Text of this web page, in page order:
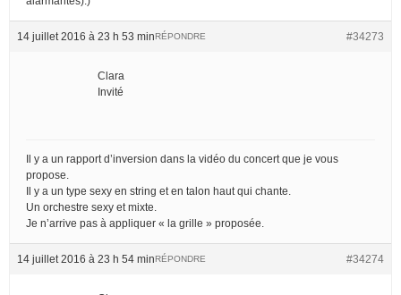
14 juillet 2016 à 23 h 53 min #34273
RÉPONDRE
Clara
Invité
Il y a un rapport d’inversion dans la vidéo du concert que je vous
propose.
Il y a un type sexy en string et en talon haut qui chante.
Un orchestre sexy et mixte.
Je n’arrive pas à appliquer « la grille » proposée.
14 juillet 2016 à 23 h 54 min #34274
RÉPONDRE